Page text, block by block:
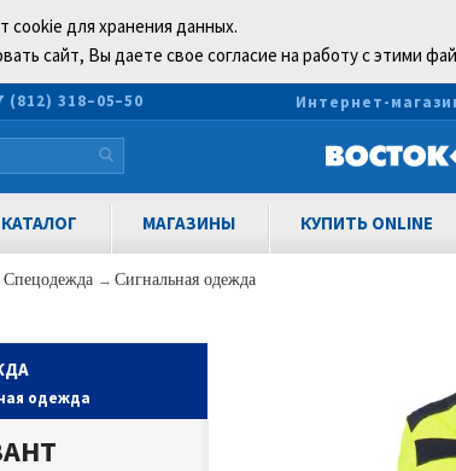
cookie для хранения данных.
сайт, Вы даете свое согласие на работу с этими
(812) 318–05–50 Интернет-
КАТАЛОГ МАГАЗИНЫ КУПИТЬ ONLINE
Спецодежда → Сигнальная одежда
одежда